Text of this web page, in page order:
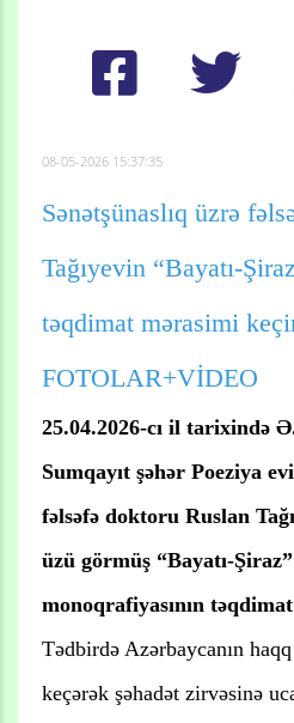
08-05-2026 15:37:35
Sənətşünaslıq üzrə
Tağıyevin “Bayatı-
təqdimat mərasimi
FOTOLAR+VİDEO
25.04.2026-cı il tarixində
Sumqayıt şəhər Poeziya
fəlsəfə doktoru Ruslan
üzü görmüş “Bayatı-
monoqrafiyasının
Tədbirdə Azərbaycanın haqq
keçərək şəhadət zirvəsinə